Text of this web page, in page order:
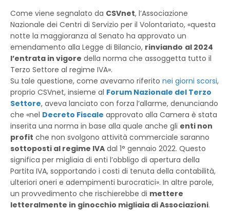
Come viene segnalato da CSVnet, l’Associazione
Nazionale dei Centri di Servizio per il Volontariato, «questa
notte la maggioranza al Senato ha approvato un
emendamento alla Legge di Bilancio, rinviando al 2024
l’entrata in vigore della norma che assoggetta tutto il
Terzo Settore al regime IVA».
Su tale questione, come avevamo riferito nei giorni scorsi,
proprio CSVnet, insieme al Forum Nazionale del Terzo
Settore, aveva lanciato con forza l’allarme, denunciando
che «nel Decreto Fiscale approvato alla Camera è stata
inserita una norma in base alla quale anche gli enti non
profit che non svolgono attività commerciale saranno
sottoposti al regime IVA dal 1° gennaio 2022. Questo
significa per migliaia di enti l’obbligo di apertura della
Partita IVA, sopportando i costi di tenuta della contabilità,
ulteriori oneri e adempimenti burocratici». In altre parole,
un provvedimento che rischierebbe di mettere
letteralmente in ginocchio migliaia di Associazioni.